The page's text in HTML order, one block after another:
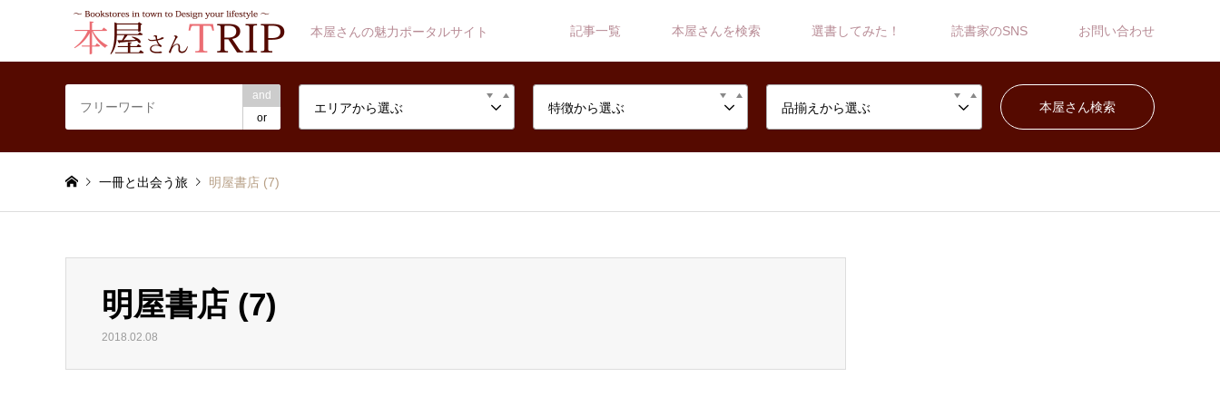
本屋さんの魅力ポータルサイト 記事一覧 本屋さんを検索 選書してみた！ 読書家のSNS お問い合わせ
and
or
エリアから選ぶ 特徴から選ぶ 品揃えから選ぶ
一冊と出会う旅 明屋書店 (7)
明屋書店 (7)
2018.02.08